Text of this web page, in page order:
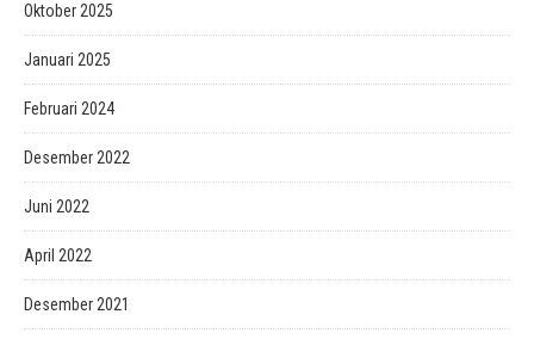
Oktober 2025
Januari 2025
Februari 2024
Desember 2022
Juni 2022
April 2022
Desember 2021